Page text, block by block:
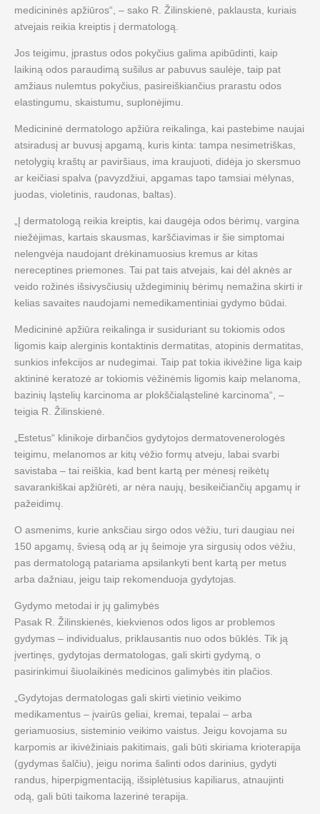
medicininės apžiūros“, – sako R. Žilinskienė, paklausta, kuriais
atvejais reikia kreiptis į dermatologą.
Jos teigimu, įprastus odos pokyčius galima apibūdinti, kaip
laikiną odos paraudimą sušilus ar pabuvus saulėje, taip pat
amžiaus nulemtus pokyčius, pasireiškiančius prarastu odos
elastingumu, skaistumu, suplonėjimu.
Medicininė dermatologo apžiūra reikalinga, kai pastebime naujai
atsiradusį ar buvusį apgamą, kuris kinta: tampa nesimetriškas,
netolygių kraštų ar paviršiaus, ima kraujuoti, didėja jo skersmuo
ar keičiasi spalva (pavyzdžiui, apgamas tapo tamsiai mėlynas,
juodas, violetinis, raudonas, baltas).
„Į dermatologą reikia kreiptis, kai daugėja odos bėrimų, vargina
niežėjimas, kartais skausmas, karščiavimas ir šie simptomai
nelengvėja naudojant drėkinamuosius kremus ar kitas
nereceptines priemones. Tai pat tais atvejais, kai dėl aknės ar
veido rožinės išsivysčiusių uždegiminių bėrimų nemažina skirti ir
kelias savaites naudojami nemedikamentiniai gydymo būdai.
Medicininė apžiūra reikalinga ir susiduriant su tokiomis odos
ligomis kaip alerginis kontaktinis dermatitas, atopinis dermatitas,
sunkios infekcijos ar nudegimai. Taip pat tokia ikivėžine liga kaip
aktininė keratozė ar tokiomis vėžinėmis ligomis kaip melanoma,
bazinių ląstelių karcinoma ar plokščialąstelinė karcinoma“, –
teigia R. Žilinskienė.
„Estetus“ klinikoje dirbančios gydytojos dermatovenerologės
teigimu, melanomos ar kitų vėžio formų atveju, labai svarbi
savistaba – tai reiškia, kad bent kartą per mėnesį reikėtų
savarankiškai apžiūrėti, ar nėra naujų, besikeičiančių apgamų ir
pažeidimų.
O asmenims, kurie anksčiau sirgo odos vėžiu, turi daugiau nei
150 apgamų, šviesą odą ar jų šeimoje yra sirgusių odos vėžiu,
pas dermatologą patariama apsilankyti bent kartą per metus
arba dažniau, jeigu taip rekomenduoja gydytojas.
Gydymo metodai ir jų galimybės
Pasak R. Žilinskienės, kiekvienos odos ligos ar problemos
gydymas – individualus, priklausantis nuo odos būklės. Tik ją
įvertinęs, gydytojas dermatologas, gali skirti gydymą, o
pasirinkimui šiuolaikinės medicinos galimybės itin plačios.
„Gydytojas dermatologas gali skirti vietinio veikimo
medikamentus – įvairūs geliai, kremai, tepalai – arba
geriamuosius, sisteminio veikimo vaistus. Jeigu kovojama su
karpomis ar ikivėžiniais pakitimais, gali būti skiriama krioterapija
(gydymas šalčiu), jeigu norima šalinti odos darinius, gydyti
randus, hiperpigmentaciją, išsiplėtusius kapiliarus, atnaujinti
odą, gali būti taikoma lazerinė terapija.